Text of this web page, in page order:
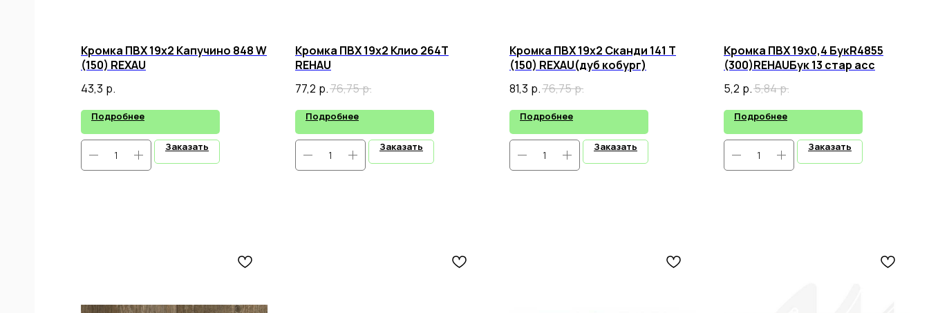
Кромка ПВХ 19х2 Капучино 848 W
(150) REXAU
43,3 р.
Подробнее
Заказать
Кромка ПВХ 19х2 Клио 264Т
REHAU
77,2 р.76,75р.
Подробнее
Заказать
Кромка ПВХ 19х2 Сканди 141 Т
(150) REXAU(дуб кобург)
81,3 р.76,75р.
Подробнее
Заказать
Кромка ПВХ 19х0,4 БукR4855
(300)REHAUБук 13 стар асс
5,2 р.5,84р.
Подробнее
Заказать